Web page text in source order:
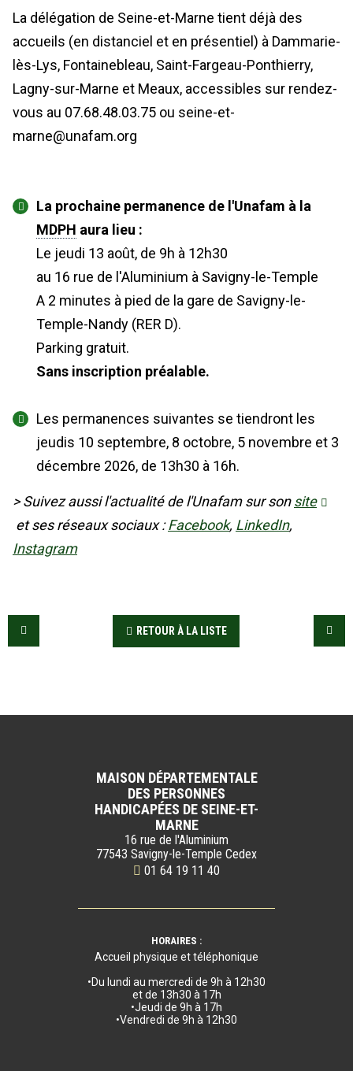
La délégation de Seine-et-Marne tient déjà des
accueils (en distanciel et en présentiel) à Dammarie-
lès-Lys, Fontainebleau, Saint-Fargeau-Ponthierry,
Lagny-sur-Marne et Meaux, accessibles sur rendez-
vous au 07.68.48.03.75 ou seine-et-
marne@unafam.org
La prochaine permanence de l'Unafam à la
MDPH aura lieu :
Le jeudi 13 août, de 9h à 12h30
au 16 rue de l'Aluminium à Savigny-le-Temple
A 2 minutes à pied de la gare de Savigny-le-
Temple-Nandy (RER D).
Parking gratuit.
Sans inscription préalable.
Les permanences suivantes se tiendront les
jeudis 10 septembre, 8 octobre, 5 novembre et 3
décembre 2026, de 13h30 à 16h.
> Suivez aussi l'actualité de l'Unafam sur sonsite
et ses réseaux sociaux :Facebook, LinkedIn,
Instagram
RETOUR À LA LISTE
MAISON DÉPARTEMENTALE
DES PERSONNES
HANDICAPÉES DE SEINE-ET-
MARNE
16 rue de l'Aluminium
77543 Savigny-le-Temple Cedex
01 64 19 11 40
HORAIRES :
Accueil physique et téléphonique
•Du lundi au mercredi de 9h à 12h30
et de 13h30 à 17h
•Jeudi de 9h à 17h
•Vendredi de 9h à 12h30